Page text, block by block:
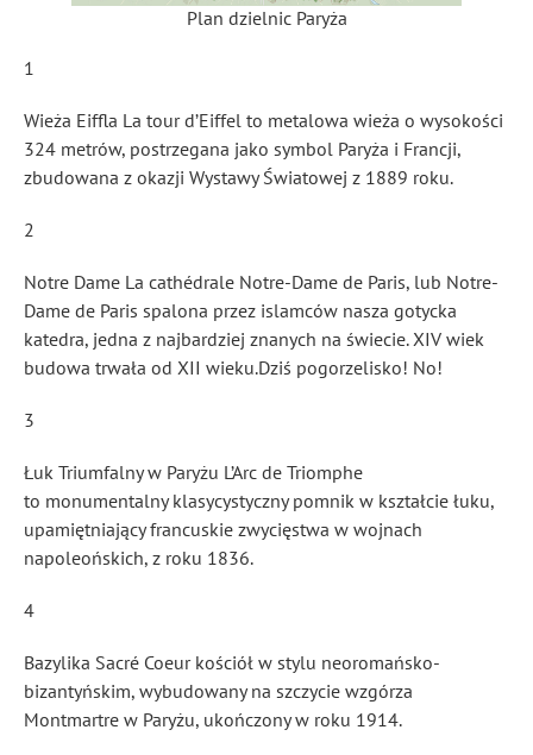
Plan dzielnic Paryża
1
Wieża Eiffla La tour d’Eiffel to metalowa wieża o wysokości
324 metrów, postrzegana jako symbol Paryża i Francji,
zbudowana z okazji Wystawy Światowej z 1889 roku.
2
Notre Dame La cathédrale Notre-Dame de Paris, lub Notre-
Dame de Paris spalona przez islamców nasza gotycka
katedra, jedna z najbardziej znanych na świecie. XIV wiek
budowa trwała od XII wieku.Dziś pogorzelisko! No!
3
Łuk Triumfalny w Paryżu L’Arc de Triomphe
to monumentalny klasycystyczny pomnik w kształcie łuku,
upamiętniający francuskie zwycięstwa w wojnach
napoleońskich, z roku 1836.
4
Bazylika Sacré Coeur kościół w stylu neoromańsko-
bizantyńskim, wybudowany na szczycie wzgórza
Montmartre w Paryżu, ukończony w roku 1914.